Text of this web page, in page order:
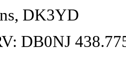
DK3YD
DB0NJ